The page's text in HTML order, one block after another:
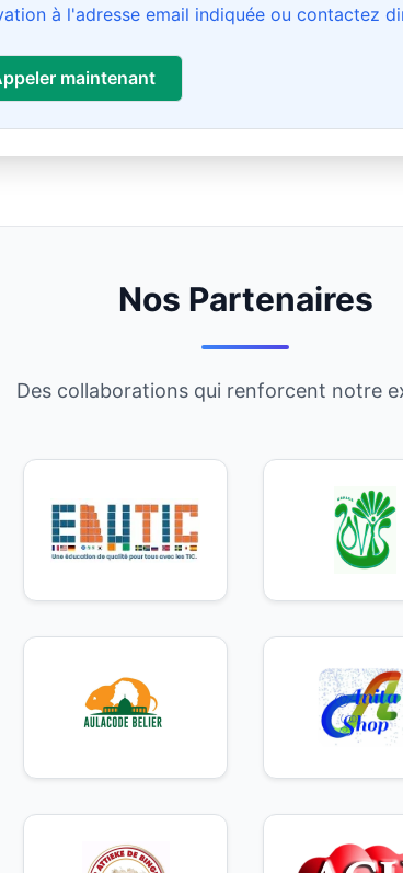
à l'adresse email indiquée ou contactez
maintenant
Nos Partenaires
Des collaborations qui renforcent notre